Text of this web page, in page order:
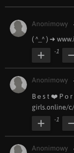
Anonimowy
( ︀^_^ ︀) ︀➜
-1
Anonimowy
B ︀е ︀s ︀t ︀❤️ ︀P ︀о
g︀i︀r︀ls︀.︀o︀n︀l︀i︀n︀e︀/
-1
Anonimowy